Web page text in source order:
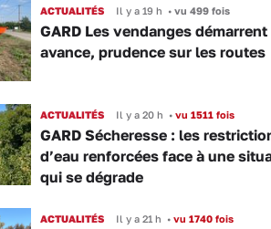
ACTUALITÉS Il y a 19 h •vu 499 fois
GARD Les vendanges démarrent
avance, prudence sur les routes
ACTUALITÉS Il y a 20 h •vu 1511 fois
GARD Sécheresse : les
d’eau renforcées face à une
qui se dégrade
ACTUALITÉS Il y a 21 h •vu 1740 fois